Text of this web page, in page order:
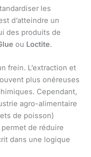
les
d’atteindre un
des produits de
ou Loctite.
frein. L’extraction et
plus onéreuses
Cependant,
agro-alimentaire
de poisson)
de réduire
dans une logique